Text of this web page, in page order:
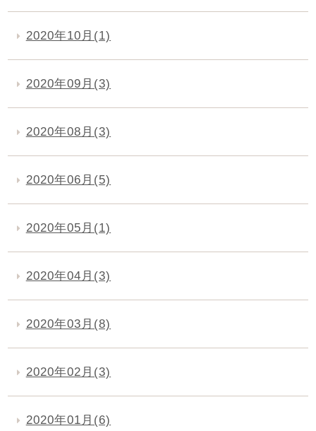
2020年10月(1)
2020年09月(3)
2020年08月(3)
2020年06月(5)
2020年05月(1)
2020年04月(3)
2020年03月(8)
2020年02月(3)
2020年01月(6)